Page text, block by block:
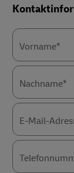
Vorname*
Nachname*
E-Mail-